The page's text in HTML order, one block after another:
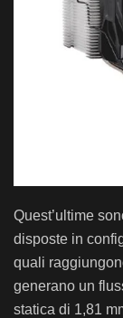
Quest’ultime
disposte in
quali raggiung
generano un fl us
statica di 1,81